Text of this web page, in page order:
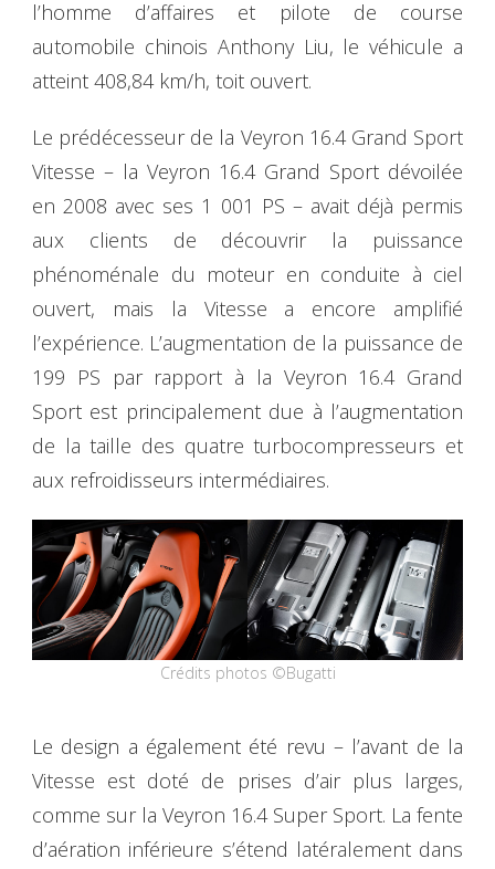
l’homme d’affaires et pilote de course
automobile chinois Anthony Liu, le véhicule a
atteint 408,84 km/h, toit ouvert.
Le prédécesseur de la Veyron 16.4 Grand Sport
Vitesse – la Veyron 16.4 Grand Sport dévoilée
en 2008 avec ses 1 001 PS – avait déjà permis
aux clients de découvrir la puissance
phénoménale du moteur en conduite à ciel
ouvert, mais la Vitesse a encore amplifié
l’expérience. L’augmentation de la puissance de
199 PS par rapport à la Veyron 16.4 Grand
Sport est principalement due à l’augmentation
de la taille des quatre turbocompresseurs et
aux refroidisseurs intermédiaires.
Crédits photos ©Bugatti
Le design a également été revu – l’avant de la
Vitesse est doté de prises d’air plus larges,
comme sur la Veyron 16.4 Super Sport. La fente
d’aération inférieure s’étend latéralement dans